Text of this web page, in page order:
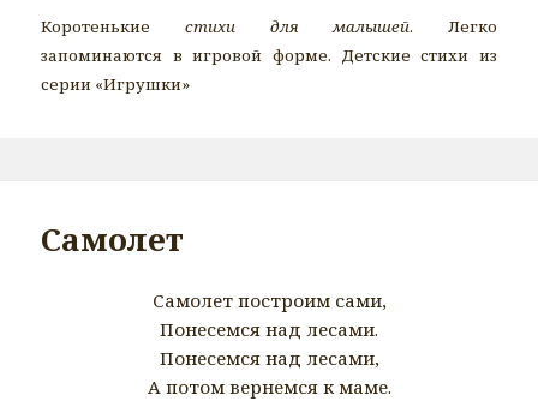
Коротенькие стихи для малышей. Легко
запоминаются в игровой форме. Детские стихи из
серии «Игрушки»
Самолет
Самолет построим сами,
Понесемся над лесами.
Понесемся над лесами,
А потом вернемся к маме.